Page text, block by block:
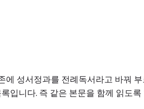
에 성서정과를 전례독서라고 바꿔
입니다. 즉 같은 본문을 함께 읽도록